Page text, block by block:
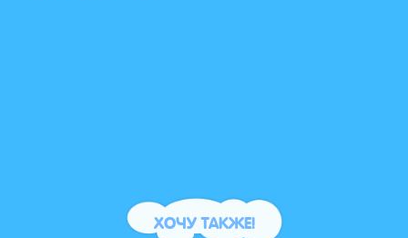
ХОЧУ ТАКЖЕ!